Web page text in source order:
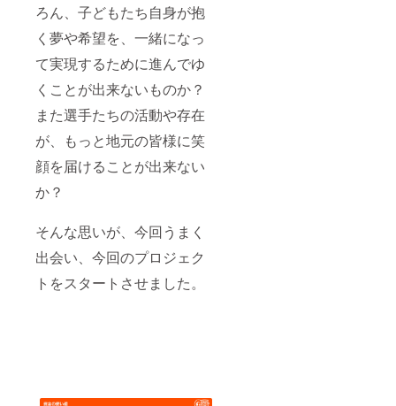
ろん、子どもたち自身が抱
く夢や希望を、一緒になっ
て実現するために進んでゆ
くことが出来ないものか？
また選手たちの活動や存在
が、もっと地元の皆様に笑
顔を届けることが出来ない
か？
そんな思いが、今回うまく
出会い、今回のプロジェク
トをスタートさせました。